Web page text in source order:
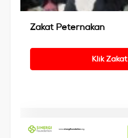
Zakat Peternakan
Klik Zakat